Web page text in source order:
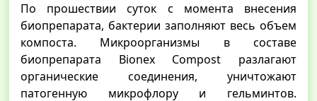
По прошествии суток с момента внесения
биопрепарата, бактерии заполняют весь объем
компоста. Микроорганизмы в составе
биопрепарата Bionex Compost разлагают
органические соединения, уничтожают
патогенную микрофлору и гельминтов.